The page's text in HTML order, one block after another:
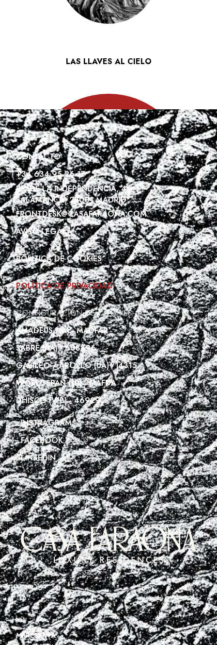
LAS LLAVES AL CIELO
CONTACTO
+34 634 95 26 17
PL. DE LA INDEPENDENCIA, 4
SALAMANCA, 28001 MADRID
FRONTDESK@CASAFARAONA.COM
AVISO LEGAL
POLÍTICA DE COOKIES
POLÍTICA DE PRIVACIDAD
CONFIGURACIÓN DE COOKIES
AMADEUS (1A) - MADFAR
SABRE (AA) - 608896
GALILEO / APOLLO (UA) - I4315
WORLDSPAN (1P) - MAFDA
DHISCO (WB) - 46929
INSTRAGRAM
FACEBOOK
LINKEDIN
MI RESERVA